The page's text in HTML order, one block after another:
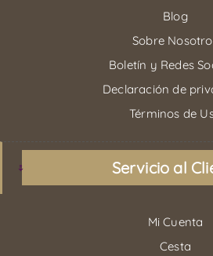
Blog
Sobre
Boletín y Redes
Declaración de
Términos de
Servicio al
Mi Cuenta
Cesta